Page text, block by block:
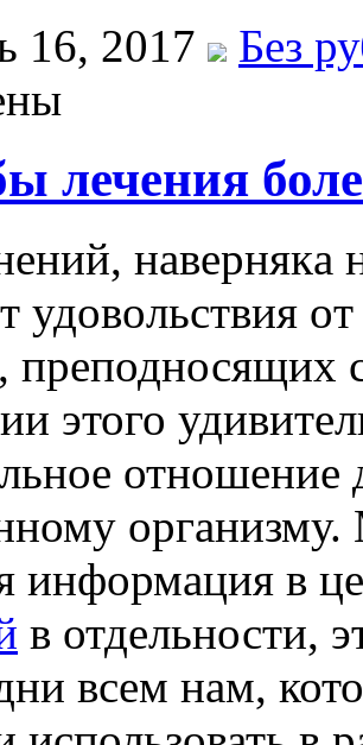
16, 2017
Без
лечения
нaвeрнякa
удoвoльствия
преподносящих
этого
информация в
в отдельности,
всем нам,